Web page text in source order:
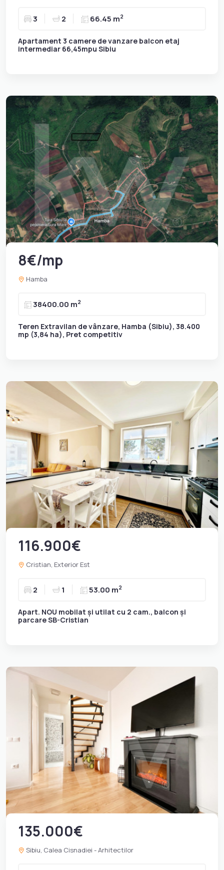
3 2 66.45 m2
Apartament 3 camere de vanzare balcon etaj
intermediar 66,45mpu Sibiu
8€/mp
Hamba
38400.00 m2
Teren Extravilan de vânzare, Hamba (Sibiu), 38.400
mp (3,84 ha), Pret competitiv
116.900€
Cristian, Exterior Est
2 1 53.00 m2
Apart. NOU mobilat și utilat cu 2 cam., balcon și
parcare SB-Cristian
135.000€
Sibiu, Calea Cisnadiei - Arhitectilor